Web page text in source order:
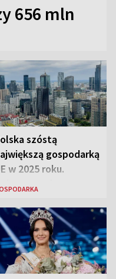
656 mln
szóstą
gospodarką
w 2025 roku.
dane